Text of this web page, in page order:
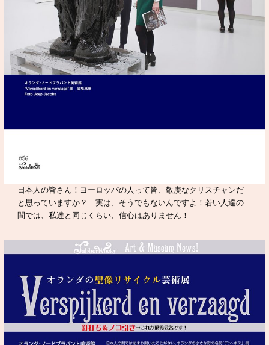
日本人の皆さん！ヨーロッパの人って皆、敬虔なクリスチャンだ
と思っていますか？ 実は、そうでもないんですよ！若い人達の
間では、私達と同じくらい、信心はありません！